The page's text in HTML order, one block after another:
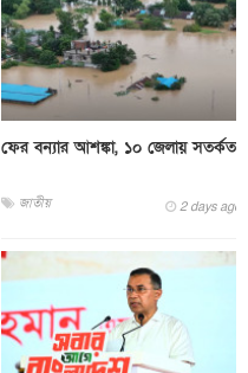
ফের বন্যার আশঙ্কা, ১০ জেলায় সতর্কতা
জাতীয় 2 days ago